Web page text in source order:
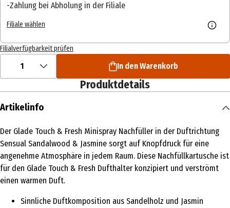
Zahlung bei Abholung in der Filiale
Filiale wählen
Filialverfügbarkeit prüfen
1 In den Warenkorb
Produktdetails
Artikelinfo
Der Glade Touch & Fresh Minispray Nachfüller in der Duftrichtung
Sensual Sandalwood & Jasmine sorgt auf Knopfdruck für eine
angenehme Atmosphäre in jedem Raum. Diese Nachfüllkartusche ist
für den Glade Touch & Fresh Dufthalter konzipiert und verströmt
einen warmen Duft.
Sinnliche Duftkomposition aus Sandelholz und Jasmin